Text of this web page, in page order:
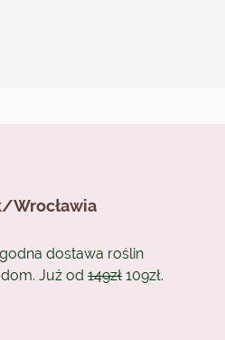
Wrocławia
dostawa roślin
Już od 149zł 109zł.